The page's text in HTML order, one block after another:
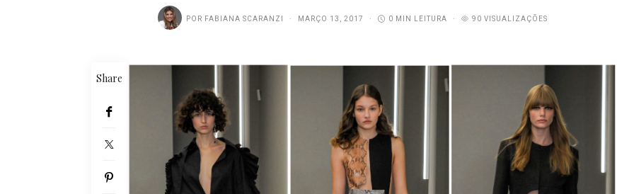
POR FABIANA SCARANZI MARÇO 13, 2017 0 MIN LEITURA 90 VISUALIZAÇÕES
Share